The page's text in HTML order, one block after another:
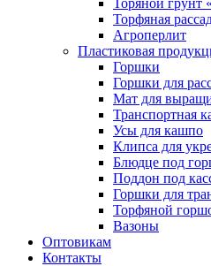
Торяной грунт
Торфяная
Агроперлит
Пластиковая
Горшки
Горшки для
Мат для
Транспортная
Усы для кашпо
Клипса для
Блюдце под
Поддон под
Горшки для
Торфяной
Вазоны
Оптовикам
Контакты